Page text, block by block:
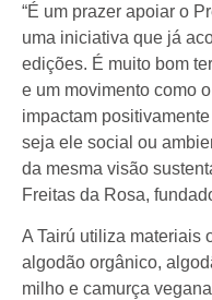
“É um prazer apoiar o
uma iniciativa que já
edições. É muito bom
e um movimento como
impactam
seja ele social ou
da mesma visão
Freitas da Rosa,
A Tairú utiliza materiais
algodão orgânico,
milho e camurça